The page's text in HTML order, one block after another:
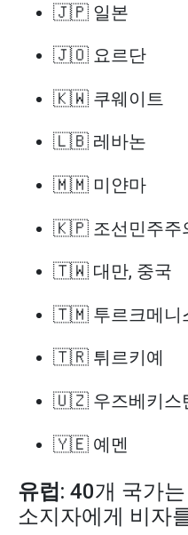
🇯🇵 일본
🇯🇴 요르단
🇰🇼 쿠웨이트
🇱🇧 레바논
🇲🇲 미얀마
🇰🇵 조선민주주
🇹🇼 대만, 중국
🇹🇲 투르크메니
🇹🇷 튀르키예
🇺🇿 우즈베키스
🇾🇪 예멘
유럽 : 40개 국가
소지자에게 비자